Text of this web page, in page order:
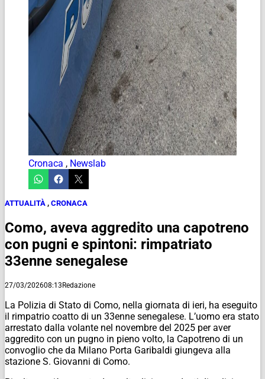
Cronaca , Newslab
ATTUALITÀ , CRONACA
Como, aveva aggredito una capotreno
con pugni e spintoni: rimpatriato
33enne senegalese
27/03/202608:13Redazione
La Polizia di Stato di Como, nella giornata di ieri, ha eseguito
il rimpatrio coatto di un 33enne senegalese. L’uomo era stato
arrestato dalla volante nel novembre del 2025 per aver
aggredito con un pugno in pieno volto, la Capotreno di un
convoglio che da Milano Porta Garibaldi giungeva alla
stazione S. Giovanni di Como.